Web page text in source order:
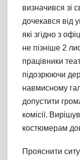
визначився зі
дочекався від
які згідно з
не пізніше 2
працівники
підозрюючи
навмисному
допустити
комісії.
костюмерам
Прояснити